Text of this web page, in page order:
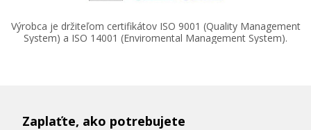
Výrobca je držiteľom certifikátov ISO 9001 (Quality Management
System) a ISO 14001 (Enviromental Management System).
Zaplaťte, ako potrebujete